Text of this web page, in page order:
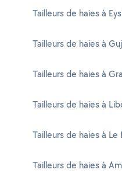
Tailleurs de haies à
Tailleurs de haies à
Tailleurs de haies à
Tailleurs de haies à
Tailleurs de haies à Le
Tailleurs de haies à